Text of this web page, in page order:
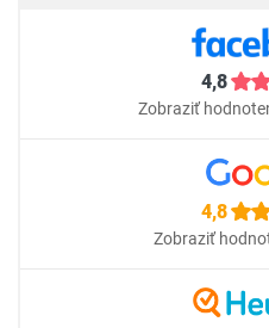
4,8
Zobraziť
4,8
Zobraziť